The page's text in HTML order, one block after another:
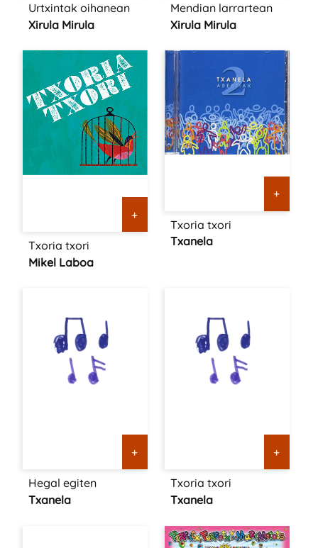
Urtxintak oihanean
Xirula Mirula
Mendian larrartean
Xirula Mirula
+
Txoria txori
Mikel Laboa
+
Txoria txori
Txanela
+
Hegal egiten
Txanela
+
Txoria txori
Txanela